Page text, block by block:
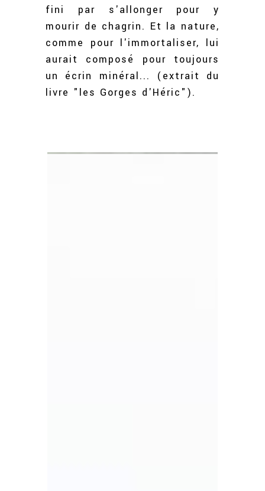
fini par s'allonger pour y
mourir de chagrin. Et la nature,
comme pour l'immortaliser, lui
aurait composé pour toujours
un écrin minéral... (extrait du
livre "les Gorges d'Héric").